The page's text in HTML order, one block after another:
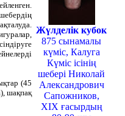
Жүлделік кубок
875 сынамалы
күміс, Калуга
Күміс ісінің
шебері Николай
Александрович
Сапожников,
ХІХ ғасырдың
(45
шақпақ